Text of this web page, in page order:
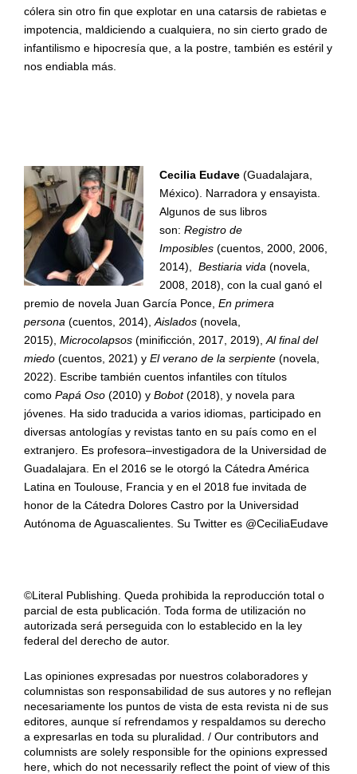
cólera sin otro fin que explotar en una catarsis de rabietas e
impotencia, maldiciendo a cualquiera, no sin cierto grado de
infantilismo e hipocresía que, a la postre, también es estéril y
nos endiabla más.
Cecilia Eudave(Guadalajara,
México). Narradora y ensayista.
Algunos de sus libros
son: Registro de
Imposibles(cuentos, 2000, 2006,
2014),
Bestiaria vida (novela,
2008, 2018), con la cual ganó el
premio de novela Juan García Ponce, En primera
persona (cuentos, 2014), Aislados(novela,
2015), Microcolapsos(minificción, 2017, 2019), Al final del
miedo(cuentos, 2021) y El verano de la serpiente(novela,
2022). Escribe también cuentos infantiles con títulos
como Papá Oso(2010) y Bobot(2018), y novela para
jóvenes. Ha sido traducida a varios idiomas, participado en
diversas antologías y revistas tanto en su país como en el
extranjero. Es profesora–investigadora de la Universidad de
Guadalajara. En el 2016 se le otorgó la Cátedra América
Latina en Toulouse, Francia y en el 2018 fue invitada de
honor de la Cátedra Dolores Castro por la Universidad
Autónoma de Aguascalientes. Su Twitter es @CeciliaEudave
©Literal Publishing. Queda prohibida la reproducción total o
parcial de esta publicación. Toda forma de utilización no
autorizada será perseguida con lo establecido en la ley
federal del derecho de autor.
Las opiniones expresadas por nuestros colaboradores y
columnistas son responsabilidad de sus autores y no reflejan
necesariamente los puntos de vista de esta revista ni de sus
editores, aunque sí refrendamos y respaldamos su derecho
a expresarlas en toda su pluralidad. / Our contributors and
columnists are solely responsible for the opinions expressed
here, which do not necessarily reflect the point of view of this